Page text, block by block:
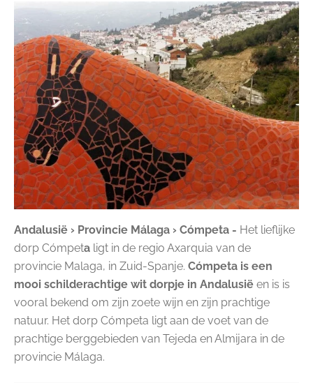
Andalusië › Provincie Málaga › Cómpeta - Het lieflijke
dorp Cómpeta ligt in de regio Axarquia van de
provincie Malaga, in Zuid-Spanje. Cómpeta is een
mooi schilderachtige wit dorpje in Andalusië en is is
vooral bekend om zijn zoete wijn en zijn prachtige
natuur. Het dorp Cómpeta ligt aan de voet van de
prachtige berggebieden van Tejeda en Almijara in de
provincie Málaga.